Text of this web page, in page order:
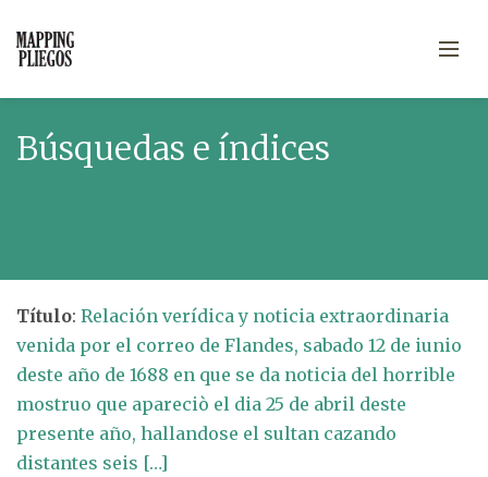
Búsquedas e índices
Título: Relación verídica y noticia extraordinaria
venida por el correo de Flandes, sabado 12 de iunio
deste año de 1688 en que se da noticia del horrible
mostruo que apareciò el dia 25 de abril deste
presente año, hallandose el sultan cazando
distantes seis […]